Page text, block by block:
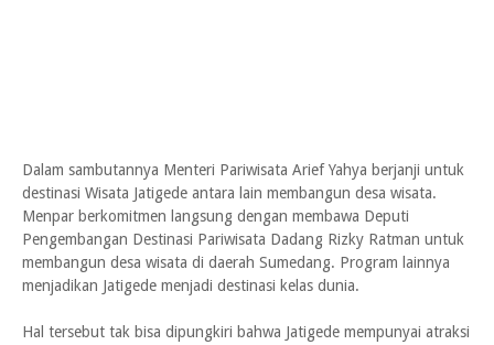
Dalam sambutannya Menteri Pariwisata Arief Yahya berjanji untuk
destinasi Wisata Jatigede antara lain membangun desa wisata.
Menpar berkomitmen langsung dengan membawa Deputi
Pengembangan Destinasi Pariwisata Dadang Rizky Ratman untuk
membangun desa wisata di daerah Sumedang. Program lainnya
menjadikan Jatigede menjadi destinasi kelas dunia.
Hal tersebut tak bisa dipungkiri bahwa Jatigede mempunyai atraksi